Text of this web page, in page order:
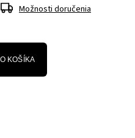
Možnosti doručenia
KOŠÍKA